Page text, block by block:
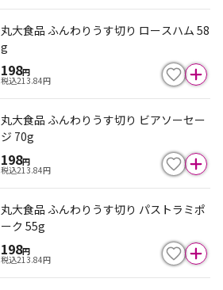
丸大食品 ふんわりうす切り ロースハム 58
g
198円
税込213.84円
丸大食品 ふんわりうす切り ビアソーセー
ジ 70g
198円
税込213.84円
丸大食品 ふんわりうす切り パストラミポ
ーク 55g
198円
税込213.84円